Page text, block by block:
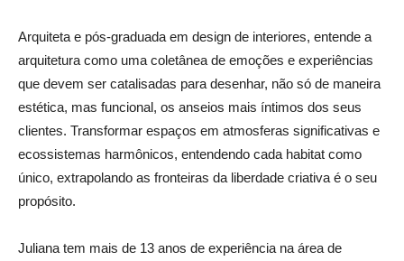
Arquiteta e pós-graduada em design de interiores, entende a
arquitetura como uma coletânea de emoções e experiências
que devem ser catalisadas para desenhar, não só de maneira
estética, mas funcional, os anseios mais íntimos dos seus
clientes. Transformar espaços em atmosferas significativas e
ecossistemas harmônicos, entendendo cada habitat como
único, extrapolando as fronteiras da liberdade criativa é o seu
propósito.
Juliana tem mais de 13 anos de experiência na área de